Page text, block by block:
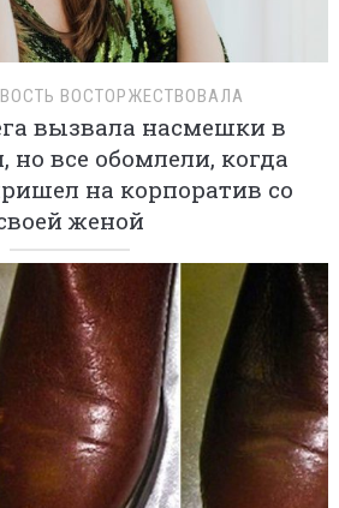
ВОСТОРЖЕСТВОВАЛА
вызвала насмешки в
но все обомлели, когда
на корпоратив со
женой